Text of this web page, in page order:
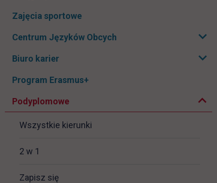
Zajęcia sportowe
Centrum Języków Obcych Rozwiń podmenu
Biuro karier
Program Erasmus+
Podyplomowe
Wszystkie kierunki
2 w 1
Zapisz się